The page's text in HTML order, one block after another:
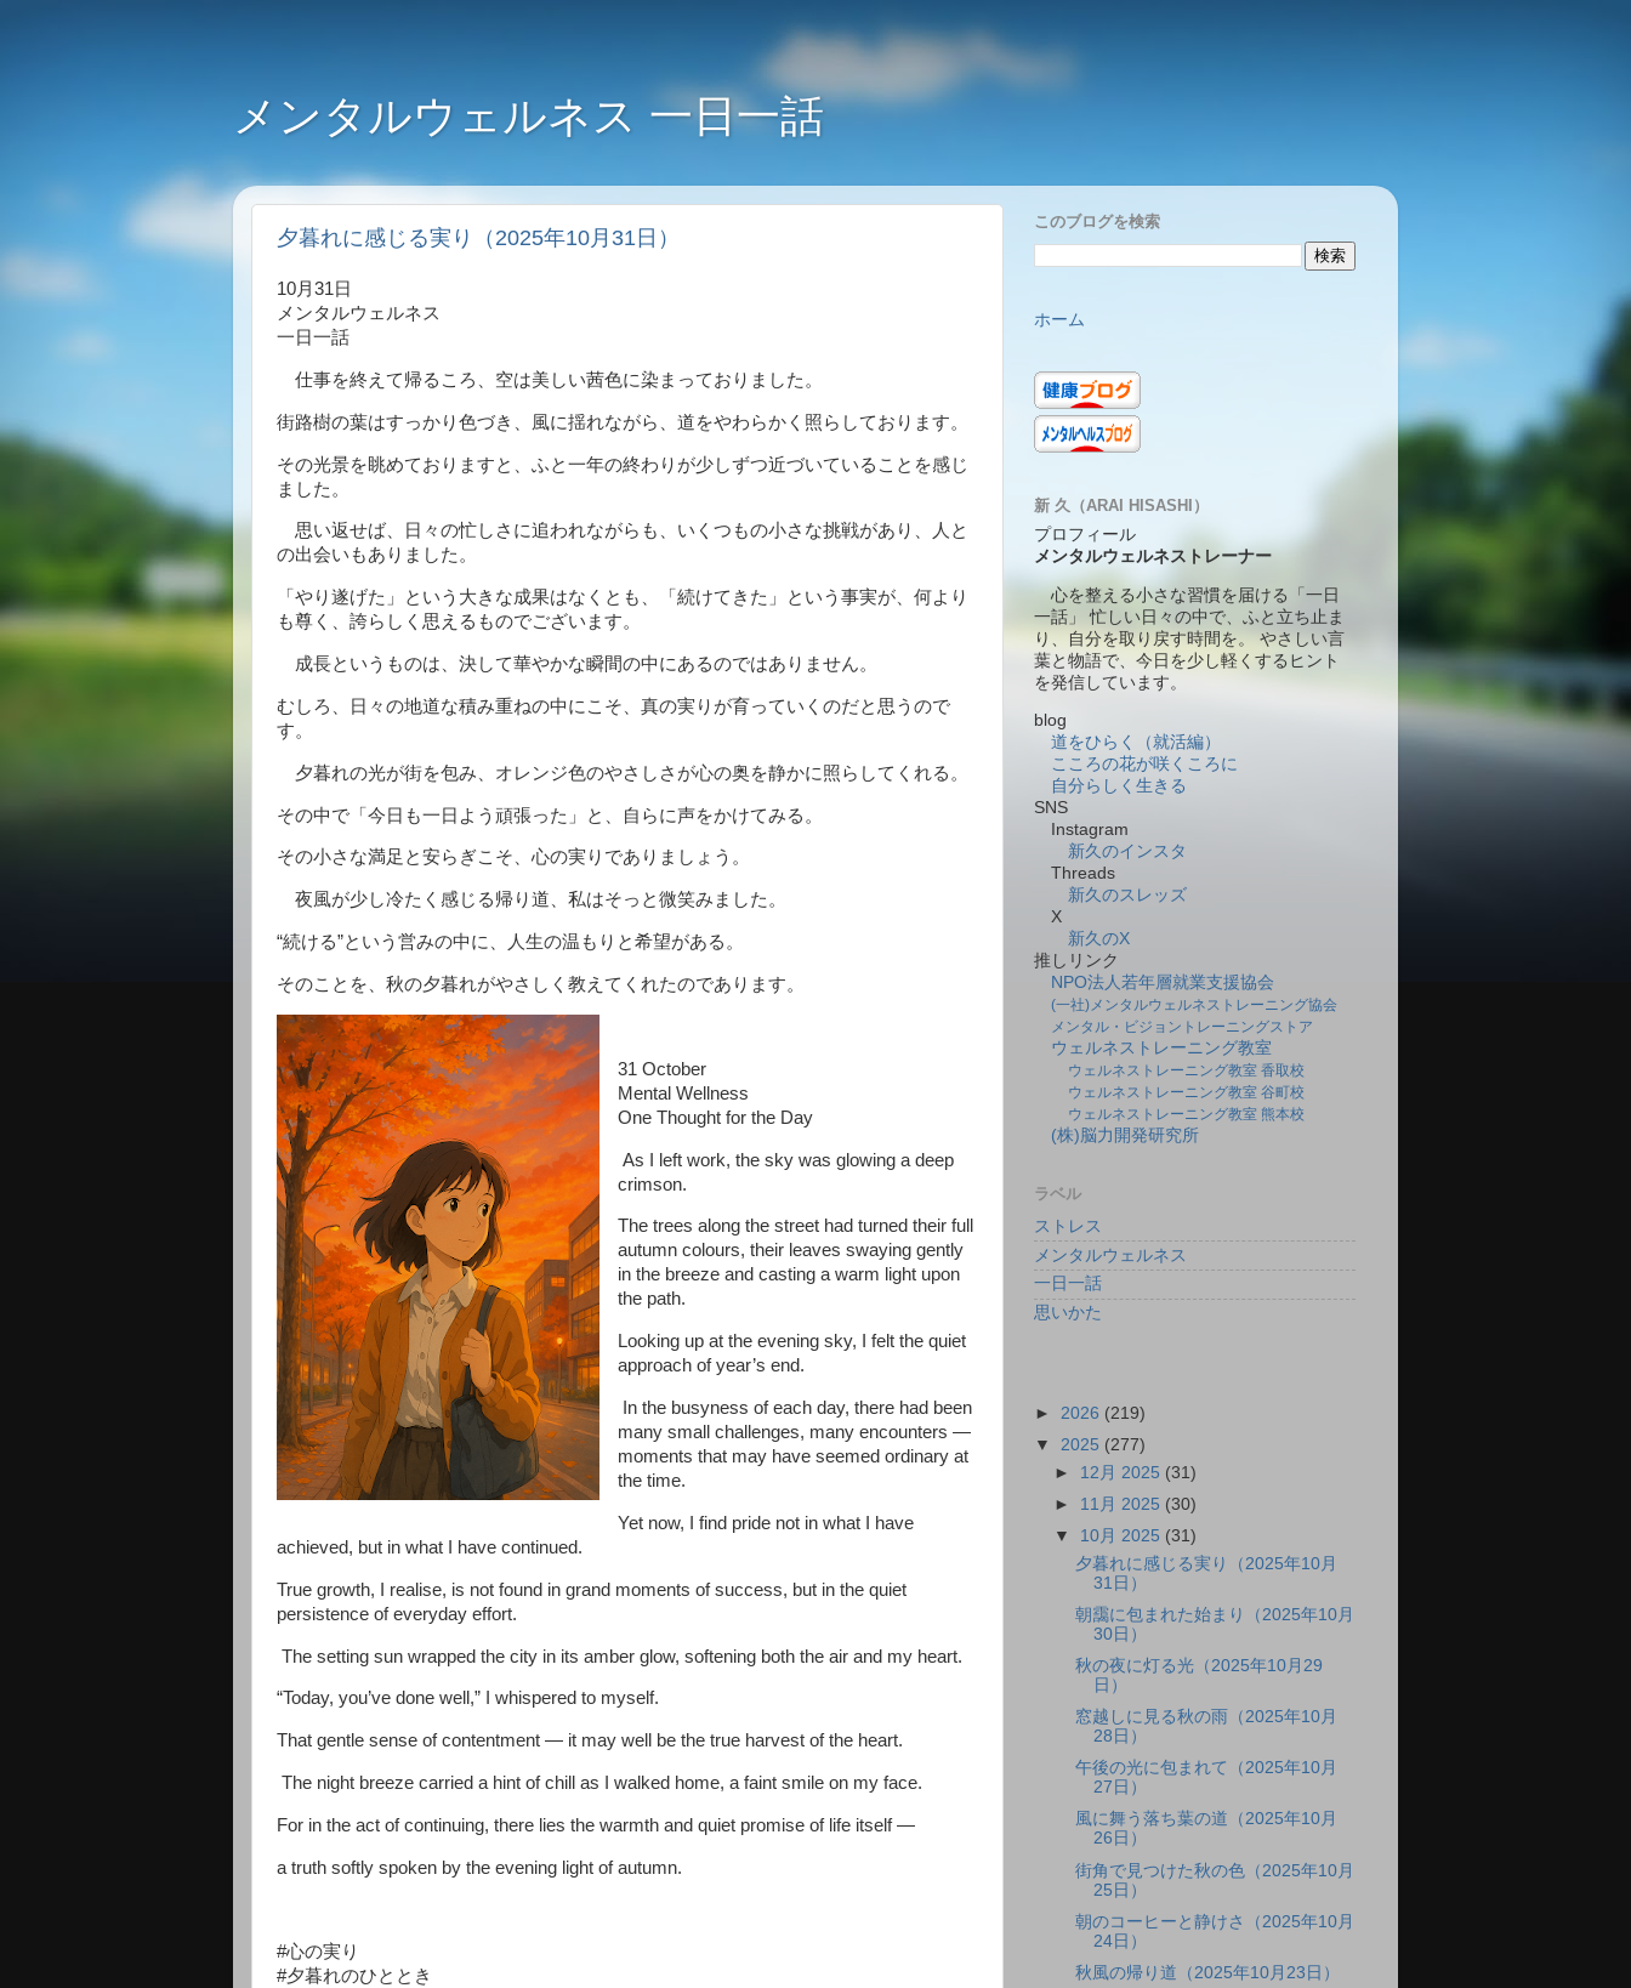
メンタルウェルネス 一日一話
夕暮れに感じる実り（2025年10月31日）
10月31日
メンタルウェルネス
一日一話
仕事を終えて帰るころ、空は美しい茜色に染まっておりました。
街路樹の葉はすっかり色づき、風に揺れながら、道をやわらかく照らしております。
その光景を眺めておりますと、ふと一年の終わりが少しずつ近づいていることを感じ
ました。
思い返せば、日々の忙しさに追われながらも、いくつもの小さな挑戦があり、人と
の出会いもありました。
「やり遂げた」という大きな成果はなくとも、「続けてきた」という事実が、何より
も尊く、誇らしく思えるものでございます。
成長というものは、決して華やかな瞬間の中にあるのではありません。
むしろ、日々の地道な積み重ねの中にこそ、真の実りが育っていくのだと思うので
す。
夕暮れの光が街を包み、オレンジ色のやさしさが心の奥を静かに照らしてくれる。
その中で「今日も一日よう頑張った」と、自らに声をかけてみる。
その小さな満足と安らぎこそ、心の実りでありましょう。
夜風が少し冷たく感じる帰り道、私はそっと微笑みました。
“続ける”という営みの中に、人生の温もりと希望がある。
そのことを、秋の夕暮れがやさしく教えてくれたのであります。
31 October
Mental Wellness
One Thought for the Day
As I left work, the sky was glowing a deep
crimson.
The trees along the street had turned their full
autumn colours, their leaves swaying gently
in the breeze and casting a warm light upon
the path.
Looking up at the evening sky, I felt the quiet
approach of year’s end.
In the busyness of each day, there had been
many small challenges, many encounters —
moments that may have seemed ordinary at
the time.
Yet now, I find pride not in what I have
achieved, but in what I have continued.
True growth, I realise, is not found in grand moments of success, but in the quiet
persistence of everyday effort.
The setting sun wrapped the city in its amber glow, softening both the air and my heart.
“Today, you’ve done well,” I whispered to myself.
That gentle sense of contentment — it may well be the true harvest of the heart.
The night breeze carried a hint of chill as I walked home, a faint smile on my face.
For in the act of continuing, there lies the warmth and quiet promise of life itself —
a truth softly spoken by the evening light of autumn.
#心の実り
#夕暮れのひととき
このブログを検索
ホーム
新 久（ARAI HISASHI）
プロフィール
メンタルウェルネストレーナー
心を整える小さな習慣を届ける「一日
一話」 忙しい日々の中で、ふと立ち止ま
り、自分を取り戻す時間を。 やさしい言
葉と物語で、今日を少し軽くするヒント
を発信しています。
blog
道をひらく（就活編）
こころの花が咲くころに
自分らしく生きる
SNS
Instagram
新久のインスタ
Threads
新久のスレッズ
X
新久のX
推しリンク
NPO法人若年層就業支援協会
(一社)メンタルウェルネストレーニング協会
メンタル・ビジョントレーニングストア
ウェルネストレーニング教室
ウェルネストレーニング教室 香取校
ウェルネストレーニング教室 谷町校
ウェルネストレーニング教室 熊本校
(株)脳力開発研究所
ラベル
ストレス
メンタルウェルネス
一日一話
思いかた
► 2026 (219)
▼ 2025 (277)
► 12月 2025 (31)
► 11月 2025 (30)
▼ 10月 2025 (31)
夕暮れに感じる実り（2025年10月
31日）
朝靄に包まれた始まり（2025年10月
30日）
秋の夜に灯る光（2025年10月29
日）
窓越しに見る秋の雨（2025年10月
28日）
午後の光に包まれて（2025年10月
27日）
風に舞う落ち葉の道（2025年10月
26日）
街角で見つけた秋の色（2025年10月
25日）
朝のコーヒーと静けさ（2025年10月
24日）
秋風の帰り道（2025年10月23日）